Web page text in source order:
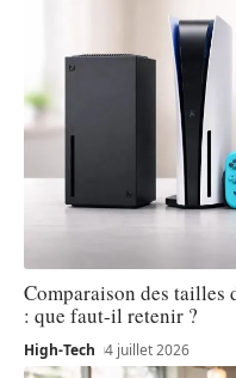
Comparaison des tailles
: que faut-il retenir ?
High-Tech 4 juillet 2026